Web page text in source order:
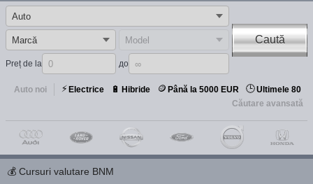
Preț de la до
Caută
Auto noi ⚡ Electrice 🔋 Hibride 🪙 Până la 5000 EUR 🕒Ultimele 80
Căutare avansată
💰 Cursuri valutare BNM